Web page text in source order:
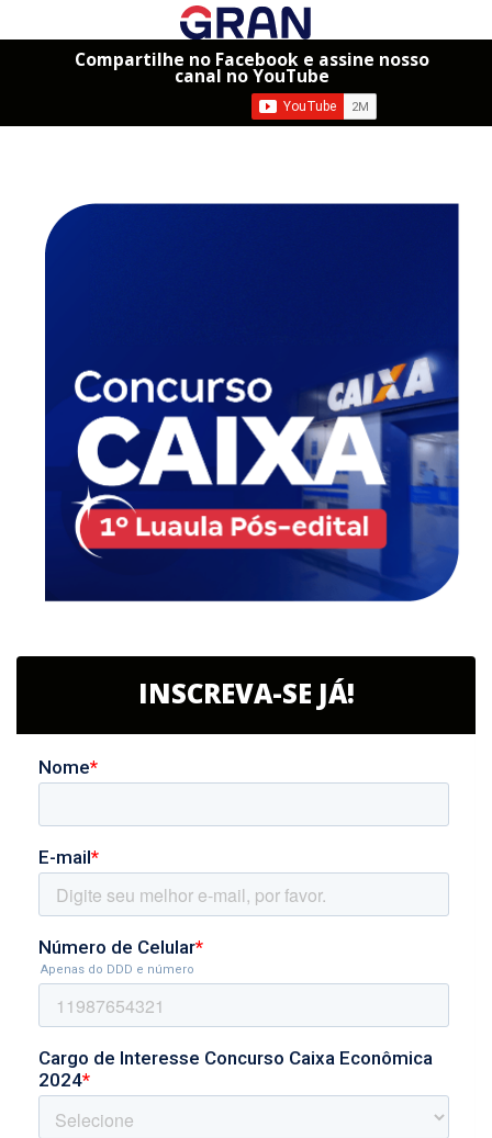
Compartilhe no Facebook e assine nosso
canal no YouTube
INSCREVA-SE JÁ!